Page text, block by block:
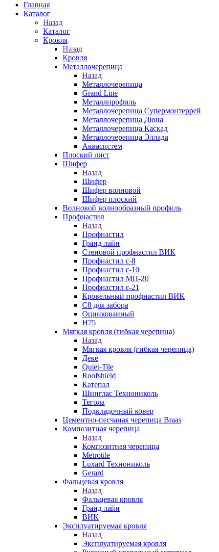
Главная
Каталог
Назад
Каталог
Кровля
Назад
Кровля
Металлочерепица
Назад
Металлочерепица
Grand Line
Металлпрофиль
Металлочерепица Супермонтеррей
Металлочерепица Дюна
Металлочерепица Каскад
Металлочерепица Эллада
Аквасистем
Плоский лист
Шифер
Назад
Шифер
Шифер волновой
Шифер плоский
Волновой волнообразный профиль
Профнастил
Назад
Профнастил
Гранд лайн
Стеновой профнастил ВИК
Профнастил с-8
Профнастил с-10
Профнастил МП-20
Профнастил с-21
Кровельный профнастил ВИК
С8 для забора
Оцинкованный
Н75
Мягкая кровля (гибкая черепица)
Назад
Мягкая кровля (гибкая черепица)
Деке
Quiet-Tile
Roofshield
Катепал
Шинглас Технониколь
Тегола
Подкладочный ковер
Цементно-песчаная черепица Braas
Композитная черепица
Назад
Композитная черепица
Metrotile
Luxard Технониколь
Gerard
Фальцевая кровля
Назад
Фальцевая кровля
Гранд лайн
ВИК
Эксплуатируемая кровля
Назад
Эксплуатируемая кровля